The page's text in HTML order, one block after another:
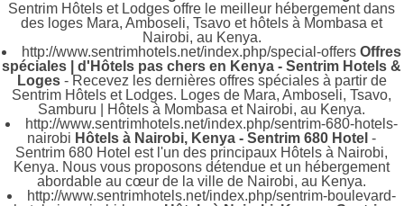
Sentrim Hôtels et Lodges offre le meilleur hébergement dans
des loges Mara, Amboseli, Tsavo et hôtels à Mombasa et
Nairobi, au Kenya.
http://www.sentrimhotels.net/index.php/special-offersOffres
spéciales | d'Hôtels pas chers en Kenya - Sentrim Hotels &
Loges- Recevez les dernières offres spéciales à partir de
Sentrim Hôtels et Lodges. Loges de Mara, Amboseli, Tsavo,
Samburu | Hôtels à Mombasa et Nairobi, au Kenya.
http://www.sentrimhotels.net/index.php/sentrim-680-hotels-
nairobi Hôtels à Nairobi, Kenya - Sentrim 680 Hotel -
Sentrim 680 Hotel est l'un des principaux Hôtels à Nairobi,
Kenya. Nous vous proposons détendue et un hébergement
abordable au cœur de la ville de Nairobi, au Kenya.
http://www.sentrimhotels.net/index.php/sentrim-boulevard-